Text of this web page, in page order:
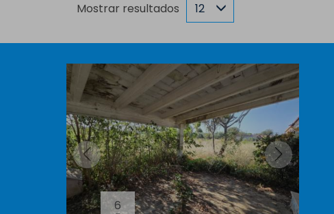
Mostrar resultados 12
6